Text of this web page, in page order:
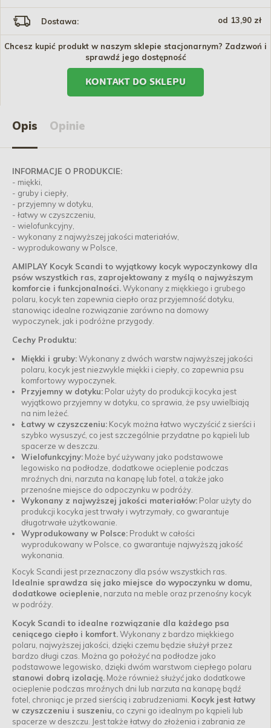
Dostawa: od 13,90 zł
Chcesz kupić produkt w naszym sklepie stacjonarnym? Zadzwoń i
sprawdź jego dostępność
KONTAKT DO SKLEPU
Opis Opinie
INFORMACJE O PRODUKCIE:
- miękki,
- gruby i ciepły,
- przyjemny w dotyku,
- łatwy w czyszczeniu,
- wielofunkcyjny,
- wykonany z najwyższej jakości materiałów,
- wyprodukowany w Polsce,
AMIPLAY Kocyk Scandi to wyjątkowy kocyk wypoczynkowy dla
psów wszystkich ras, zaprojektowany z myślą o najwyższym
komforcie i funkcjonalności.Wykonany z miękkiego i grubego
polaru, kocyk ten zapewnia ciepło oraz przyjemność dotyku,
stanowiąc idealne rozwiązanie zarówno na domowy
wypoczynek, jak i podróżne przygody.
Cechy Produktu:
Miękki i gruby:Wykonany z dwóch warstw najwyższej jakości
polaru, kocyk jest niezwykle miękki i ciepły, co zapewnia psu
komfortowy wypoczynek.
Przyjemny w dotyku: Polar użyty do produkcji kocyka jest
wyjątkowo przyjemny w dotyku, co sprawia, że psy uwielbiają
na nim leżeć.
Łatwy w czyszczeniu: Kocyk można łatwo wyczyścić z sierści i
szybko wysuszyć, co jest szczególnie przydatne po kąpieli lub
spacerze w deszczu.
Wielofunkcyjny: Może być używany jako podstawowe
legowisko na podłodze, dodatkowe ocieplenie podczas
mroźnych dni, narzuta na kanapę lub fotel, a także jako
przenośne miejsce do odpoczynku w podróży.
Wykonany z najwyższej jakości materiałów: Polar użyty do
produkcji kocyka jest trwały i wytrzymały, co gwarantuje
długotrwałe użytkowanie.
Wyprodukowany w Polsce: Produkt w całości
wyprodukowany w Polsce, co gwarantuje najwyższą jakość
wykonania.
Kocyk Scandi jest przeznaczony dla psów wszystkich ras.
Idealnie sprawdza się jako miejsce do wypoczynku w domu,
dodatkowe ocieplenie, narzuta na meble oraz przenośny kocyk
w podróży.
Kocyk Scandi to idealne rozwiązanie dla każdego psa
ceniącego ciepło i komfort.Wykonany z bardzo miękkiego
polaru, najwyższej jakości, dzięki czemu będzie służył przez
bardzo długi czas. Można go położyć na podłodze jako
podstawowe legowisko, dzięki dwóm warstwom ciepłego polaru
stanowi dobrą izolację. Może również służyć jako dodatkowe
ocieplenie podczas mroźnych dni lub narzuta na kanapę bądź
fotel, chroniąc je przed sierścią i zabrudzeniami. Kocyk jest łatwy
w czyszczeniu i suszeniu, co czyni go idealnym po kąpieli lub
spacerze w deszczu. Jest także łatwy do złożenia i zabrania ze